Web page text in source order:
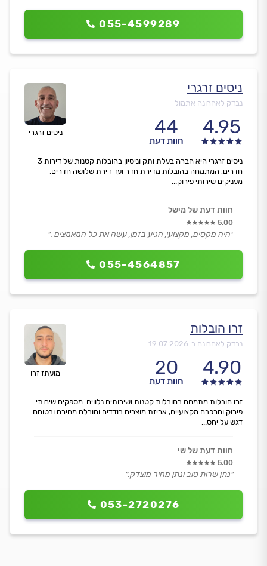
055-4599289
ניסים זרגרי
ניסים זרגרי
נבדק לאחרונה אתמול
4.95
44
חוות דעת
055-4564857
ניסים זרגרי היא חברה בעלת ותק וניסיון בהובלות קטנות של דירות 3
חדרים, המתמחה בהובלות מדירת חדר ועד דירת שלושה חדרים.
מעניקים שירותי פירוק...
חוות דעת של מישל
5.00
״היה מקסים, מקצועי, הגיע בזמן, עשה את כל המאמצים .״
מועתז זרו
זרו הובלות
נבדק לאחרונה ב-19.07.2026
4.90
20
חוות דעת
053-2720276
זרו הובלות מתמחה בהובלות קטנות ושירותים נלווים. מספקים שירותי
פירוק והרכבה מקצועיים, אריזת מוצרים בודדים והובלה מהירה ובטוחה.
דגש על יחס...
חוות דעת של שי
5.00
״נתן שרות טוב ונתן מחיר מוצדק.״